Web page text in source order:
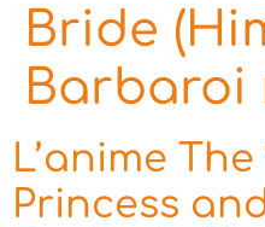
Bride
Barbaroi
L’anime
Princess